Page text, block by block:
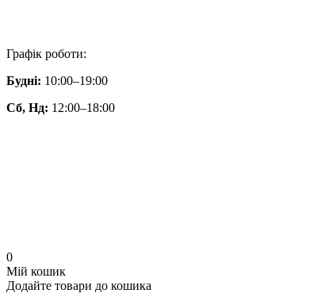
Графік роботи:
Будні: 10:00–19:00
Сб, Нд: 12:00–18:00
0
Мій кошик
Додайте товари до кошика